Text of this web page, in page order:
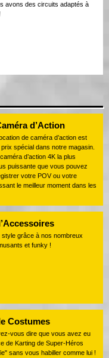
avons des circuits adaptés à
d’Action
de caméra d’action est
spécial dans notre magasin.
d’action 4K la plus
puissante que vous pouvez
votre POV ou votre
le meilleur moment dans les
grâce à nos nombreux
et funky !
Costumes
vous dire que vous avez eu
de Karting de Super-Héros
sans vous habiller comme lui !